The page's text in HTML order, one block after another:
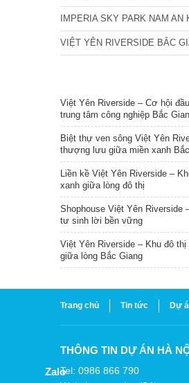
IMPERIA SKY PARK NAM AN
VIỆT YÊN RIVERSIDE BẮC
Việt Yên Riverside – Cơ hội
trung tâm công nghiệp Bắc
Biệt thự ven sông Việt Yên
thượng lưu giữa miền xanh
Liền kề Việt Yên Riverside –
xanh giữa lòng đô thị
Shophouse Việt Yên Riverside
tư sinh lời bền vững
Việt Yên Riverside – Khu đô
giữa lòng Bắc Giang
Trang chủ Tin tức Dự
THÔNG TIN DỰ ÁN HÀ
Tel: 0986 866 790
Zalo